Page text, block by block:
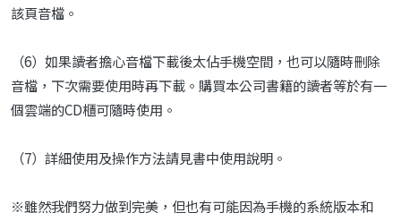
該頁音檔。
（6）如果讀者擔心音檔下載後太佔手機空間，也可以隨時刪除
音檔，下次需要使用時再下載。購買本公司書籍的讀者等於有一
個雲端的CD櫃可隨時使用。
（7）詳細使用及操作方法請見書中使用說明。
※雖然我們努力做到完美，但也有可能因為手機的系統版本和